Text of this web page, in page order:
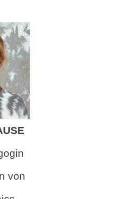
von